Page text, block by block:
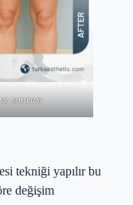
sonrası
tekniği yapılır bu
değişim